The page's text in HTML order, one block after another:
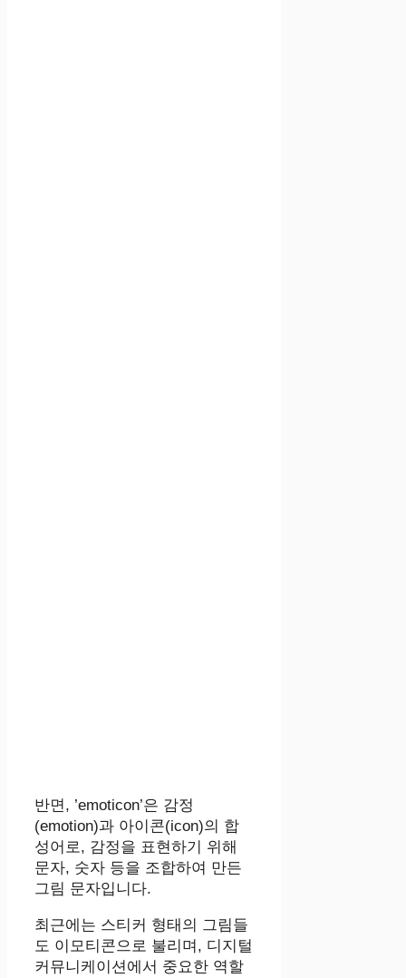
반면, ’emoticon’은 감정
(emotion)과 아이콘(icon)의 합
성어로, 감정을 표현하기 위해
문자, 숫자 등을 조합하여 만든
그림 문자입니다.
최근에는 스티커 형태의 그림들
도 이모티콘으로 불리며, 디지털
커뮤니케이션에서 중요한 역할